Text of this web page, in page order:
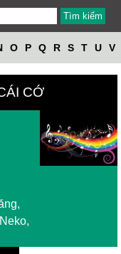
O P Q R S T U V
CỚ